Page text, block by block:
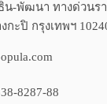
น-พัฒนา ทางด่วนร
กะปิ กรุงเทพฯ
8287-88